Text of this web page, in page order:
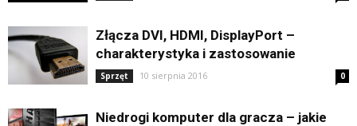
Złącza DVI, HDMI, DisplayPort –
charakterystyka i zastosowanie
Sprzęt 10 sierpnia 2016 0
Niedrogi komputer dla gracza – jakie